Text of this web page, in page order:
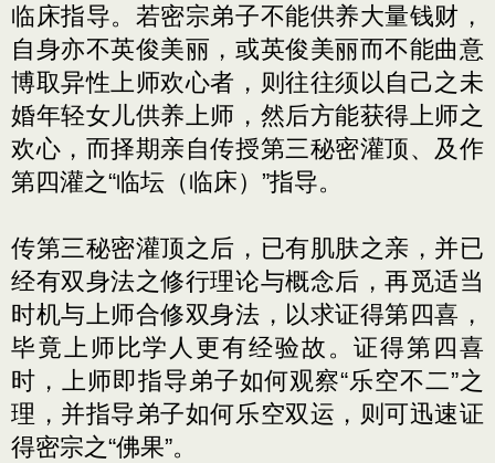
临床指导。若密宗弟子不能供养大量钱财，
自身亦不英俊美丽，或英俊美丽而不能曲意
博取异性上师欢心者，则往往须以自己之未
婚年轻女儿供养上师，然后方能获得上师之
欢心，而择期亲自传授第三秘密灌顶、及作
第四灌之“临坛（临床）”指导。
传第三秘密灌顶之后，已有肌肤之亲，并已
经有双身法之修行理论与概念后，再觅适当
时机与上师合修双身法，以求证得第四喜，
毕竟上师比学人更有经验故。证得第四喜
时，上师即指导弟子如何观察“乐空不二”之
理，并指导弟子如何乐空双运，则可迅速证
得密宗之“佛果”。